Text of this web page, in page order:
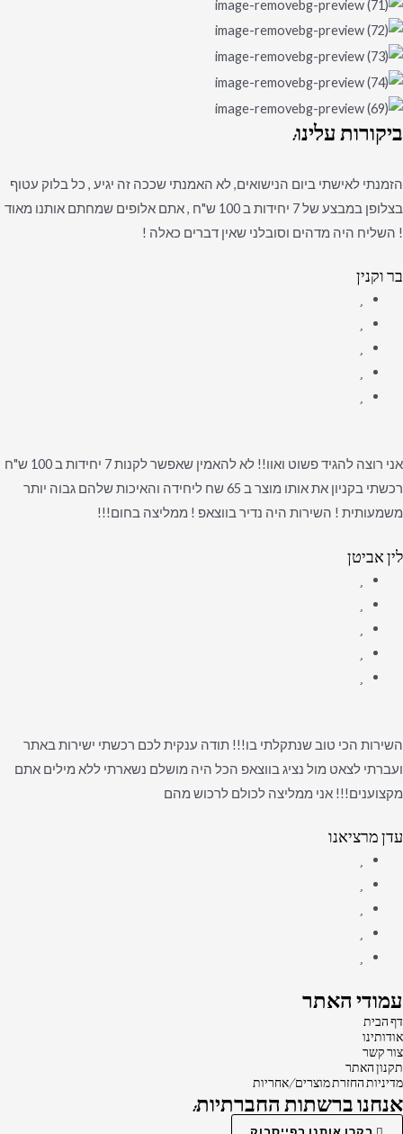
ביקורותעלינו:
הזמנתי לאישתי ביום הנישואים, לא האמנתי שככה זה יגיע , כל בלוק עטוף
בצלופן במבצע של 7 יחידות ב 100 ש"ח , אתם אלופים שמחתם אותנו מאוד
! השליח היה מדהים וסובלני שאין דברים כאלה !
בר וקנין
אני רוצה להגיד פשוט ואוו!! לא להאמין שאפשר לקנות 7 יחידות ב 100 ש"ח
רכשתי בקניון את אותו מוצר ב 65 שח ליחידה והאיכות שלהם גבוה יותר
משמעותית ! השירות היה נדיר בווצאפ ! ממליצה בחום!!!
לין אביטן
השירות הכי טוב שנתקלתי בו!!! תודה ענקית לכם רכשתי ישירות באתר
ועברתי לצאט מול נציג בווצאפ הכל היה מושלם נשארתי ללא מילים אתם
מקצוענים!!! אני ממליצה לכולם לרכוש מהם
עדן מרציאנו
עמודי האתר
דף הבית
אודותינו
צור קשר
תקנון האתר
מדיניות החזרת מוצרים/אחריות
אנחנו ברשתות החברתיות: